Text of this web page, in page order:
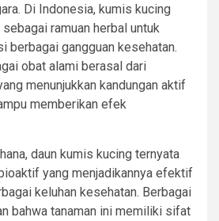
Di Indonesia, kumis kucing
ramuan herbal untuk
berbagai gangguan kesehatan.
obat alami berasal dari
menunjukkan kandungan aktif
memberikan efek
daun kumis kucing ternyata
yang menjadikannya efektif
keluhan kesehatan. Berbagai
bahwa tanaman ini memiliki sifat